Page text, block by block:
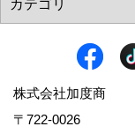
株式会社加度商
〒722-0026